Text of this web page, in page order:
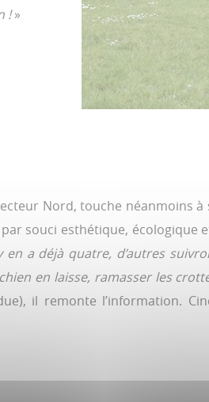
!»
Nord, touche néanmoins
souci esthétique,
en a déjà quatre, d’autres
en laisse, ramasser les
il remonte l’information.